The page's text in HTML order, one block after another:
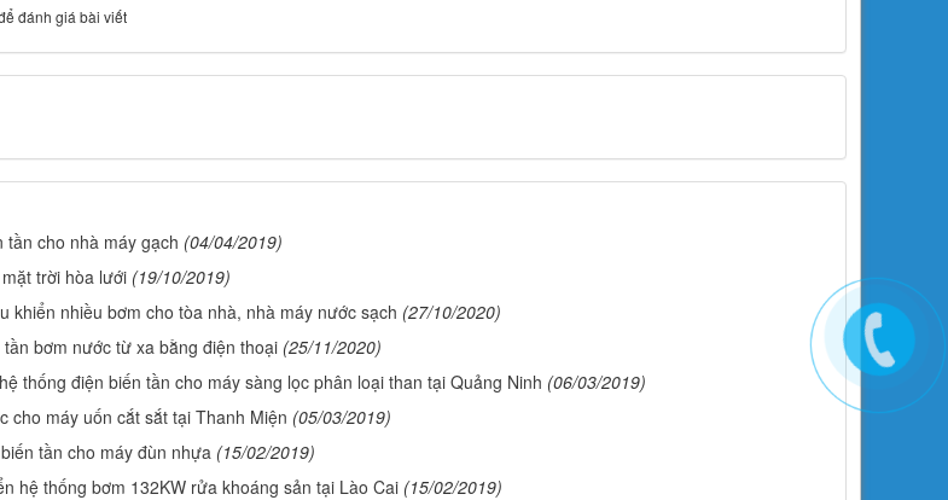
đánh giá bài viết
tần cho nhà máy gạch (04/04/2019)
trời hòa lưới (19/10/2019)
khiển nhiều bơm cho tòa nhà, nhà máy nước sạch (27/10/2020)
bơm nước từ xa bằng điện thoại (25/11/2020)
thống điện biến tần cho máy sàng lọc phân loại than tại Quảng Ninh (06/03/2019)
cho máy uốn cắt sắt tại Thanh Miện (05/03/2019)
tần cho máy đùn nhựa (15/02/2019)
hệ thống bơm 132KW rửa khoáng sản tại Lào Cai (15/02/2019)